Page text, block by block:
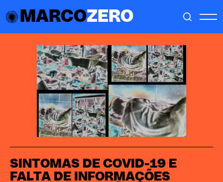
MARCOZERO
SINTOMAS DE COVID-19 E
FALTA DE INFORMAÇÕES